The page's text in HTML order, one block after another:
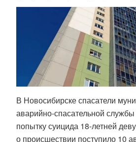
В Новосибирске спасатели
аварийно-спасательной
попытку суицида 18-летней
о происшествии поступило 10